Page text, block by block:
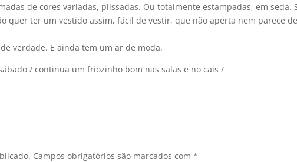
de cores variadas, plissadas. Ou totalmente estampadas, em seda.
quer ter um vestido assim, fácil de vestir, que não aperta nem parece de
verdade. E ainda tem um ar de moda.
/ continua um friozinho bom nas salas e no cais /
Campos obrigatórios são marcados com*